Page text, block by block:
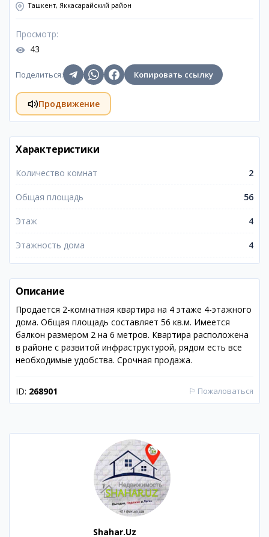
Ташкент, Яккасарайский район
Просмотр:
43
Поделиться: Копировать ссылку
Продвижение
Характеристики
Количество комнат 2
Общая площадь 56
Этаж 4
Этажность дома 4
Описание
Продается 2-комнатная квартира на 4 этаже 4-этажного
дома. Общая площадь составляет 56 кв.м. Имеется
балкон размером 2 на 6 метров. Квартира расположена
в районе с развитой инфраструктурой, рядом есть все
необходимые удобства. Срочная продажа.
ID: 268901 ⚐ Пожаловаться
Shahar.Uz